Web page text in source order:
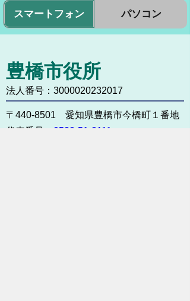
スマートフォン パソコン
豊橋市役所
法人番号：3000020232017
〒440-8501 愛知県豊橋市今橋町１番地
代表番号： 0532-51-2111